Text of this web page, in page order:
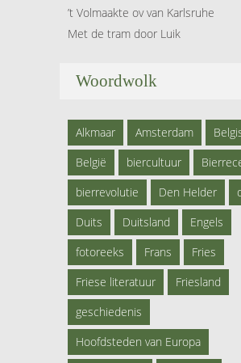
’t Volmaakte ov van Karlsruhe
Met de tram door Luik
Woordwolk
Alkmaar Amsterdam
België
biercultuur
bierrevolutie
Den Helder
Duits
Duitsland
Engels
fotoreeks
Frans
Fries
Friese literatuur
Friesland
geschiedenis
Hoofdsteden van Europa